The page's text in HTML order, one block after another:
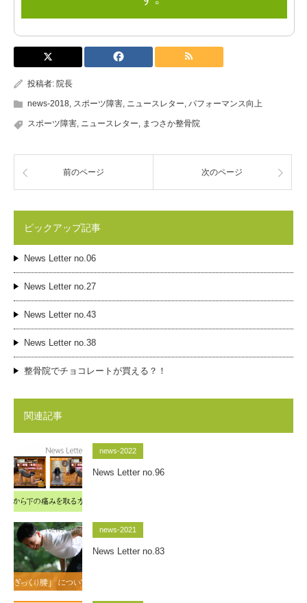
投稿者: 院長
news-2018 スポーツ障害 ニュースレター パフォーマンス向上
スポーツ障害 ニュースレター まつさか整骨院
前のページ 次のページ
ピックアップ記事
News Letter no.06
News Letter no.27
News Letter no.43
News Letter no.38
整骨院でチョコレートが買える？！
関連記事
news-2022
News Letter no.96
news-2021
News Letter no.83